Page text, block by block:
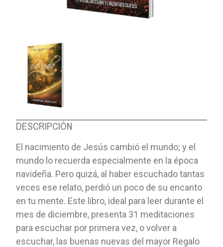
DESCRIPCIÓN
El nacimiento de Jesús cambió el mundo; y el
mundo lo recuerda especialmente en la época
navideña. Pero quizá, al haber escuchado tantas
veces ese relato, perdió un poco de su encanto
en tu mente. Este libro, ideal para leer durante el
mes de diciembre, presenta 31 meditaciones
para escuchar por primera vez, o volver a
escuchar, las buenas nuevas del mayor Regalo